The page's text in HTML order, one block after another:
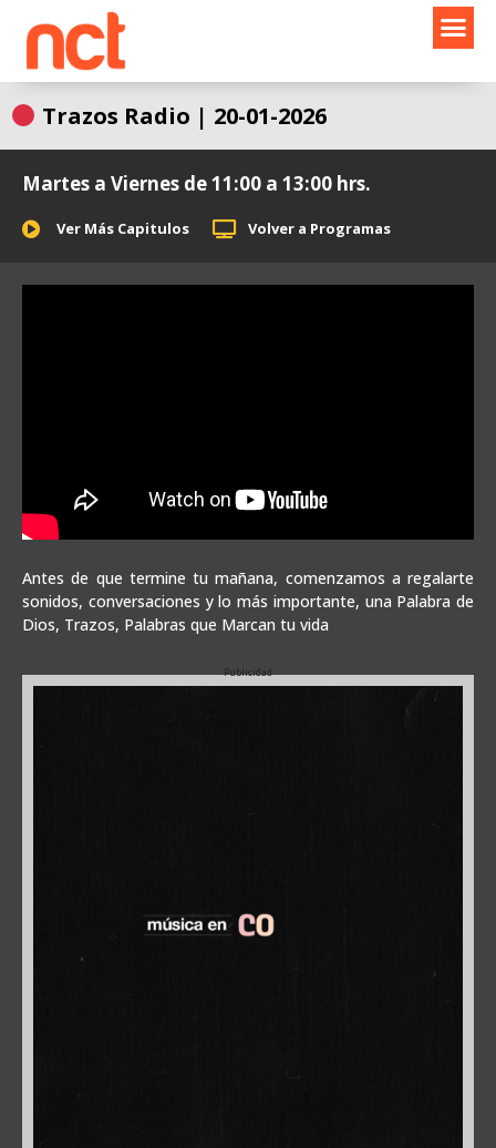
contenido
Trazos Radio | 20-01-2026
Martes a Viernes de 11:00 a 13:00 hrs.
Ver Más Capitulos Volver a Programas
Antes de que termine tu mañana, comenzamos a regalarte
sonidos, conversaciones y lo más importante, una Palabra de
Dios, Trazos, Palabras que Marcan tu vida
Publicidad